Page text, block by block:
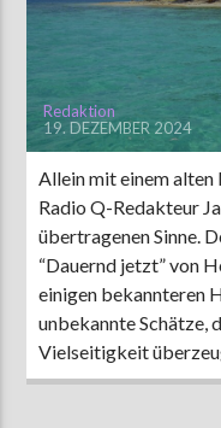
AKTUELLE SENDUNG
MOEBIUS
00:00 09:00
ZU HÖREN IN Münster
Redaktion
19. DEZEMBER 2024
Allein mit einem alten
Radio Q-Redakteur
übertragenen Sinne.
“Dauernd jetzt” von
einigen bekannteren
unbekannte Schätze,
Vielseitigkeit